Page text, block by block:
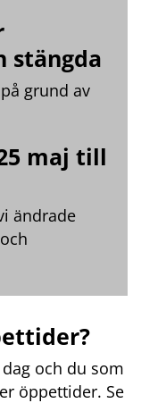
stängda
grund av
maj till
ändrade
och du som
öppettider. Se